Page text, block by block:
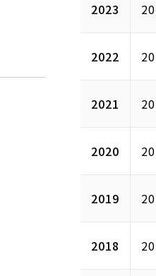
2023
2022
2021
2020
2019
2018